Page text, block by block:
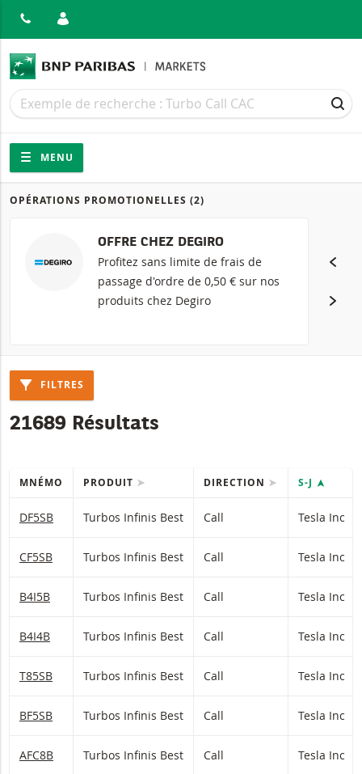
Recherche
Recherche
Navigation
Navigation sur le site
MENU
Produits
OPÉRATIONS PROMOTIONELLES (2)
OFFRE CHEZ DEGIRO
Profitez sans limite de frais de
passage d'ordre de 0,50 € sur nos
produits chez Degiro
FILTRES
21689 Résultats
MNÉMO PRODUIT DIRECTION S-J
DF5SB Turbos Infinis Best Call Tesla Inc
CF5SB Turbos Infinis Best Call Tesla Inc
B4I5B Turbos Infinis Best Call Tesla Inc
B4I4B Turbos Infinis Best Call Tesla Inc
T85SB Turbos Infinis Best Call Tesla Inc
BF5SB Turbos Infinis Best Call Tesla Inc
AFC8B Turbos Infinis Best Call Tesla Inc